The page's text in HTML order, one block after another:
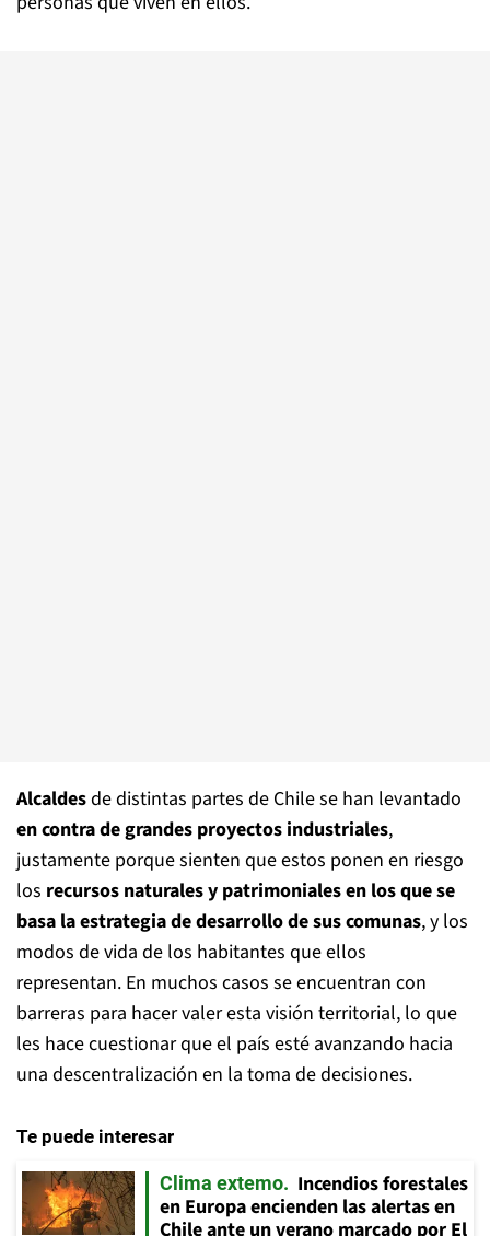
Alcaldesde distintas partes de Chile se han levantado
en contra de grandes proyectos industriales,
justamente porque sienten que estos ponen en riesgo
los recursos naturales y patrimoniales en los que se
basa la estrategia de desarrollo de sus comunas, y los
modos de vida de los habitantes que ellos
representan. En muchos casos se encuentran con
barreras para hacer valer esta visión territorial, lo que
les hace cuestionar que el país esté avanzando hacia
una descentralización en la toma de decisiones.
Te puede interesar
Clima extemo
Incendios forestales
en Europa encienden las alertas en
Chile ante un verano marcado por El